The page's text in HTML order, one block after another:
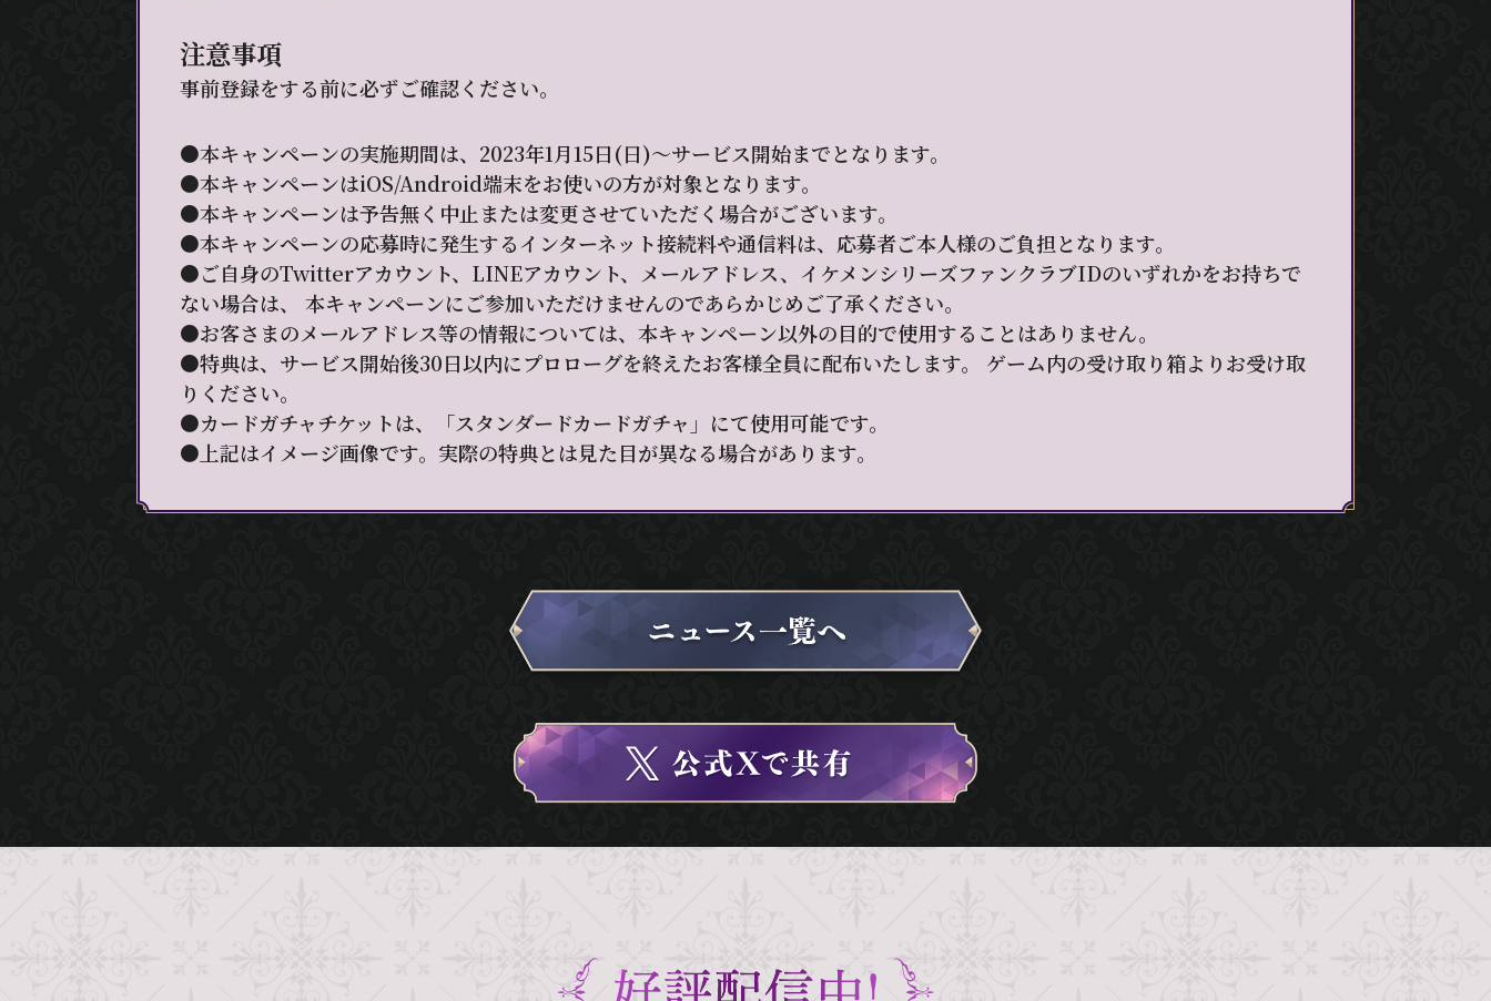
注意事項
事前登録をする前に必ずご確認ください。
●本キャンペーンの実施期間は、2023年1月15日(日)～サービス開始までとなります。
●本キャンペーンはiOS/Android端末をお使いの方が対象となります。
●本キャンペーンは予告無く中止または変更させていただく場合がございます。
●本キャンペーンの応募時に発生するインターネット接続料や通信料は、応募者ご本人様のご負担となります。
●ご自身のTwitterアカウント、LINEアカウント、メールアドレス、イケメンシリーズファンクラブIDのいずれかをお持ちで
ない場合は、 本キャンペーンにご参加いただけませんのであらかじめご了承ください。
●お客さまのメールアドレス等の情報については、本キャンペーン以外の目的で使用することはありません。
●特典は、サービス開始後30日以内にプロローグを終えたお客様全員に配布いたします。 ゲーム内の受け取り箱よりお受け取
りください。
●カードガチャチケットは、「スタンダードカードガチャ」にて使用可能です。
●上記はイメージ画像です。実際の特典とは見た目が異なる場合があります。